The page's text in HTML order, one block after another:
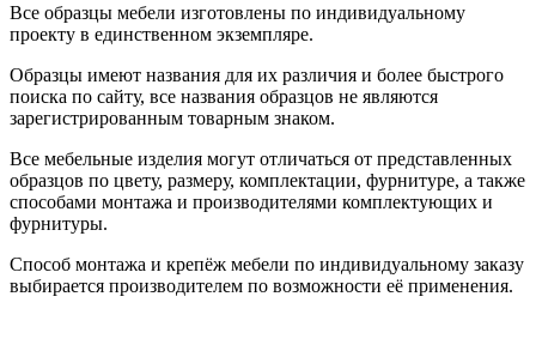
Все образцы мебели изготовлены по индивидуальному
проекту в единственном экземпляре.
Образцы имеют названия для их различия и более быстрого
поиска по сайту, все названия образцов не являются
зарегистрированным товарным знаком.
Все мебельные изделия могут отличаться от представленных
образцов по цвету, размеру, комплектации, фурнитуре, а также
способами монтажа и производителями комплектующих и
фурнитуры.
Способ монтажа и крепёж мебели по индивидуальному заказу
выбирается производителем по возможности её применения.